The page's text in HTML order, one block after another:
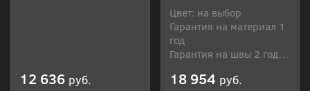
12 636 руб.
Цвет: на выбор
Гарантия на материал 1
год
Гарантия на швы 2 года
18 954 руб.